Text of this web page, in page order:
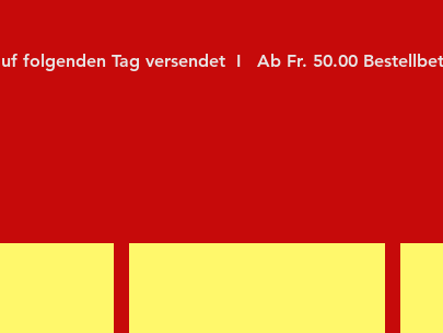
folgenden Tag versendet  I   Ab Fr. 50.00